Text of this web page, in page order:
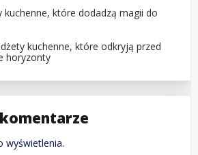
kuchenne, które dodadzą magii do
kuchenne, które odkryją przed
horyzonty
wyświetlenia.